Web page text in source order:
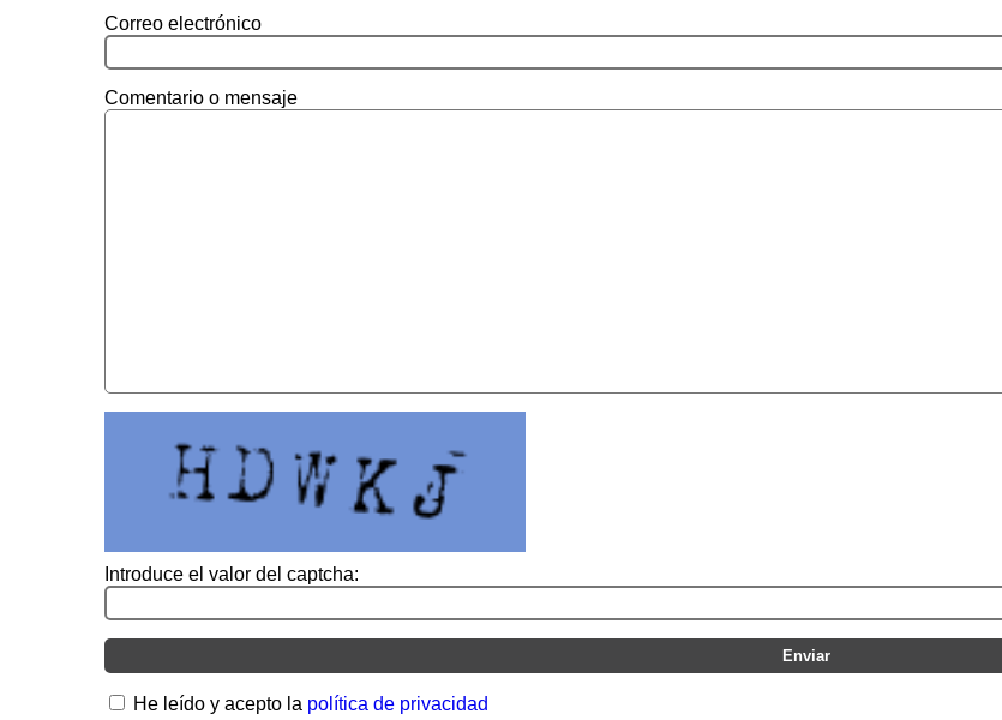
Correo electrónico
Comentario o mensaje
Introduce el valor del captcha:
He leído y acepto la política de privacidad